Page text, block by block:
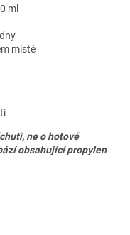
ml
místě
ne o hotové
obsahující propylen